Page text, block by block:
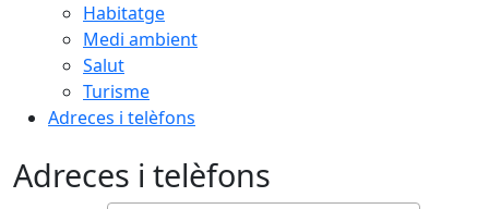
Habitatge
Medi ambient
Salut
Turisme
Adreces i telèfons
Adreces i telèfons